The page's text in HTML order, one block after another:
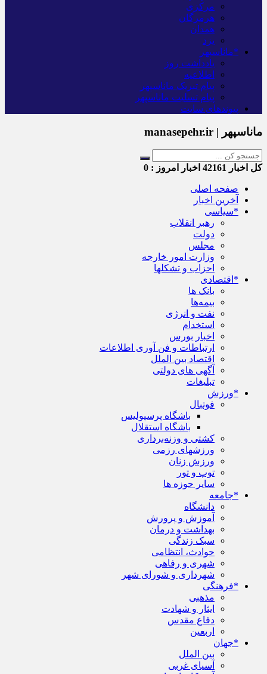
مرکزی
هرمزگان
همدان
یزد
*ماناسپهر
یادداشت روز
اطلاعیه
پیام تبریک ماناسپهر
پیام تسلیت ماناسپهر
پیوندهای سایت
ماناسپهر | manasepehr.ir
کل اخبار اخبار امروز : 0
صفحه اصلی
آخرین اخبار
*سیاسی
رهبر انقلاب
دولت
مجلس
وزارت امور خارجه
احزاب و تشکلها
*اقتصادی
بانک ها
بیمه‌ها
نفت و انرژی
استخدام
اخبار بورس
ارتباطات و فن آوری اطلاعات
اقتصاد بین الملل
آگهی های دولتی
تبلیغات
*ورزش
فوتبال
باشگاه پرسپولیس
باشگاه استقلال
کشتی و وزنه‌برداری
ورزشهای رزمی
ورزش زنان
توپ و تور
سایر حوزه ها
*جامعه
دانشگاه
آموزش و پرورش
بهداشت و درمان
سبک زندگی
حوادث، انتظامی
شهری و رفاهی
شهرداری و شورای شهر
*فرهنگی
مذهبی
ایثار و شهادت
دفاع مقدس
اربعین
*جهان
بین الملل
آسیای غربی